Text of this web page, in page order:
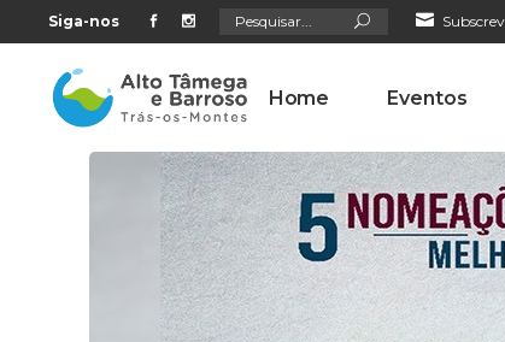
Siga-nos Search
for:
Home Eventos